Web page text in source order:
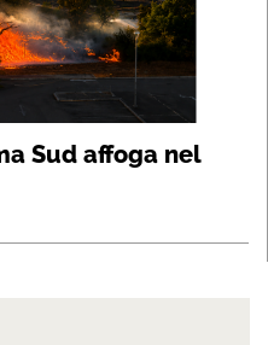
Sud affoga nel